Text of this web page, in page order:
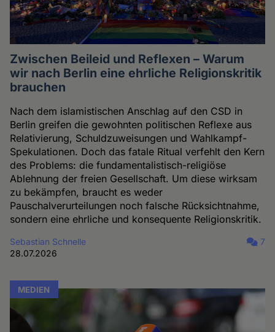
Zwischen Beileid und Reflexen – Warum
wir nach Berlin eine ehrliche Religionskritik
brauchen
Nach dem islamistischen Anschlag auf den CSD in
Berlin greifen die gewohnten politischen Reflexe aus
Relativierung, Schuldzuweisungen und Wahlkampf-
Spekulationen. Doch das fatale Ritual verfehlt den Kern
des Problems: die fundamentalistisch-religiöse
Ablehnung der freien Gesellschaft. Um diese wirksam
zu bekämpfen, braucht es weder
Pauschalverurteilungen noch falsche Rücksichtnahme,
sondern eine ehrliche und konsequente Religionskritik.
Sebastian Schnelle
28.07.2026
7
MEDIEN